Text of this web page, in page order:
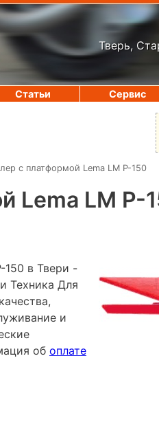
Тверь,
с платформой Lema LM P-150
Lema LM P-
150 в Твери -
Техника Для
и
об оплате
Статьи Сервис